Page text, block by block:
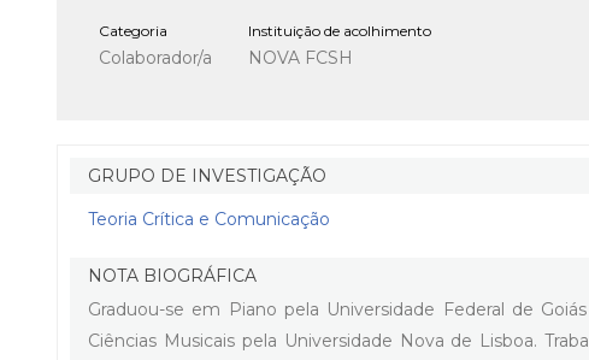
Categoria
Colaborador/a
Instituição de acolhimento
NOVA FCSH
GRUPO DE INVESTIGAÇÃO
Teoria Crítica e Comunicação
NOTA BIOGRÁFICA
Graduou-se em Piano pela Universidade Federal de
Ciências Musicais pela Universidade Nova de Lisboa.